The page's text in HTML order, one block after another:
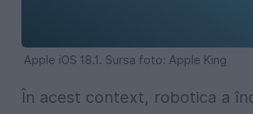
Apple iOS 18.1. Sursa foto: Apple King
În acest context, robotica a